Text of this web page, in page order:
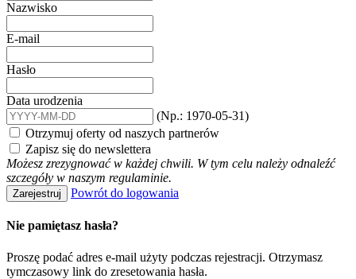
Nazwisko
E-mail
Hasło
Data urodzenia
(Np.: 1970-05-31)
Otrzymuj oferty od naszych partnerów
Zapisz się do newslettera
Możesz zrezygnować w każdej chwili. W tym celu należy odnaleźć
szczegóły w naszym regulaminie.
Zarejestruj Powrót do logowania
Nie pamiętasz hasła?
Proszę podać adres e-mail użyty podczas rejestracji. Otrzymasz
tymczasowy link do zresetowania hasła.